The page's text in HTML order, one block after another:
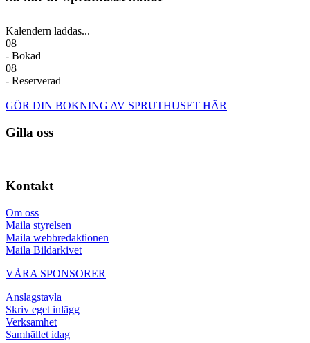
Kalendern laddas...
08
- Bokad
08
- Reserverad
GÖR DIN BOKNING AV SPRUTHUSET HÄR
Gilla oss
Kontakt
Om oss
Maila styrelsen
Maila webbredaktionen
Maila Bildarkivet
VÅRA SPONSORER
Anslagstavla
Skriv eget inlägg
Verksamhet
Samhället idag